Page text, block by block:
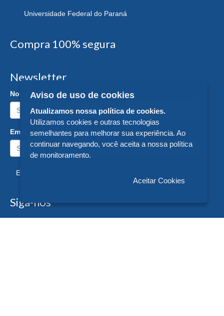
Universidade Federal do Paraná
Compra 100% segura
Newsletter
Nome:
Email:
Enviar
Siga-nos
Aviso de uso de cookies
Atualizamos nossa política de cookies.
Utilizamos cookies e outras tecnologias
semelhantes para melhorar sua experiência. Ao
continuar navegando, você aceita a nossa política
de monitoramento.
Aceitar Cookies